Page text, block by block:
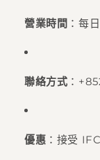
營業時間 ：每
聯絡方式 ：
優惠 ：接受